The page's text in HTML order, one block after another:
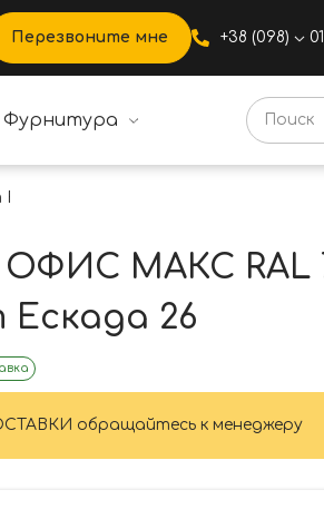
Перезвоните мне +38 (098)
Фурнитура
26
ОФИС МАКС RAL
26
обращайтесь к менеджеру